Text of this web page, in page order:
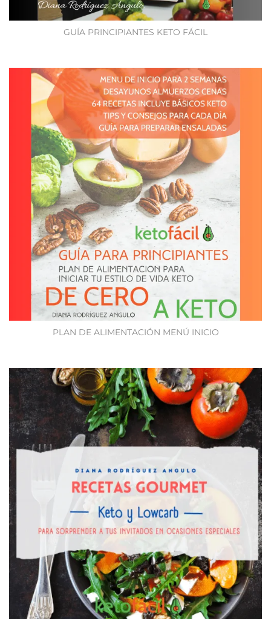
GUÍA PRINCIPIANTES KETO FÁCIL
PLAN DE ALIMENTACIÓN MENÚ INICIO